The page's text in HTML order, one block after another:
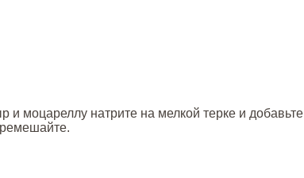
и моцареллу натрите на мелкой терке и добавьте